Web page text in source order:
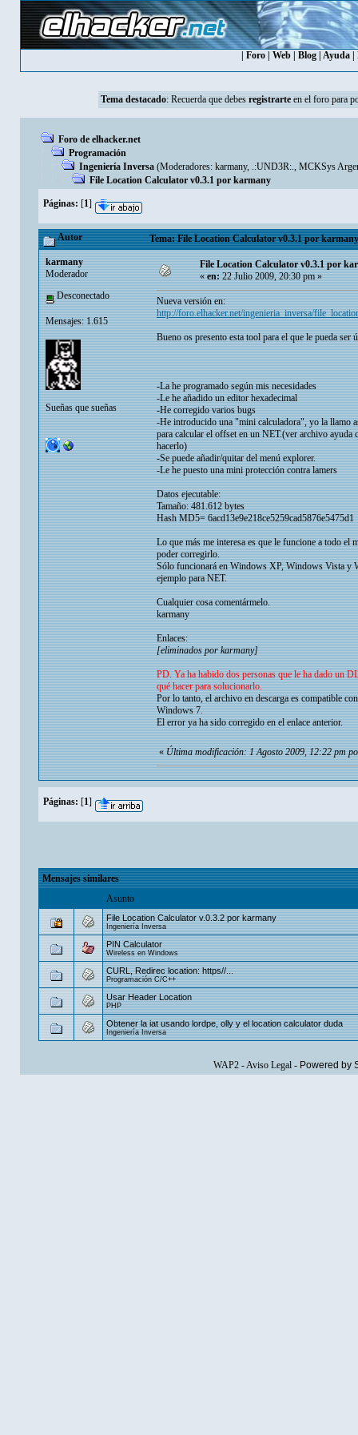
Foro| Web| Blog| Ayuda|
Tema destacado: Recuerda que debes registrarteen el foro para
Foro de elhacker.net
Programación
Ingeniería Inversa (Moderadores: karmany, .:UND3R:., MCKSys
File Location Calculator v0.3.1 por karmany
Páginas: [1]
Autor Tema: File Location Calculator v0.3.1 por
karmany
Moderador
Desconectado
Mensajes: 1.615
Sueñas que sueñas
File Location Calculator v0.3.1 por
«en:22 Julio 2009, 20:30 pm »
Nueva versión en:
http://foro.elhacker.net/ingenieria_inversa/
Bueno os presento esta tool para el que le pueda ser
-La he programado según mis necesidades
-Le he añadido un editor hexadecimal
-He corregido varios bugs
-He introducido una "mini calculadora", yo la llamo
para calcular el offset en un NET.(ver archivo ayuda
hacerlo)
-Se puede añadir/quitar del menú explorer.
-Le he puesto una mini protección contra lamers
Datos ejecutable:
Tamaño: 481.612 bytes
Hash MD5= 6acd13e9e218ce5259cad5876e5475d1
Lo que más me interesa es que le funcione a todo el
poder corregirlo.
Sólo funcionará en Windows XP, Windows Vista y
ejemplo para NET.
Cualquier cosa comentármelo.
karmany
Enlaces:
[eliminados por karmany]
PD. Ya ha habido dos personas que le ha dado un
qué hacer para solucionarlo.
Por lo tanto, el archivo en descarga es compatible
Windows 7.
El error ya ha sido corregido en el enlace anterior.
«Última modificación: 1 Agosto 2009, 12:22 pm
Páginas: [1]
Mensajes similares
Asunto
File Location Calculator v.0.3.2 por karmany
Ingeniería Inversa
PIN Calculator
Wireless en Windows
CURL, Redirec location: https//...
Programación C/C++
Usar Header Location
PHP
Obtener la iat usando lordpe, olly y el location calculator duda
Ingeniería Inversa
WAP2-Aviso Legal- Powered by